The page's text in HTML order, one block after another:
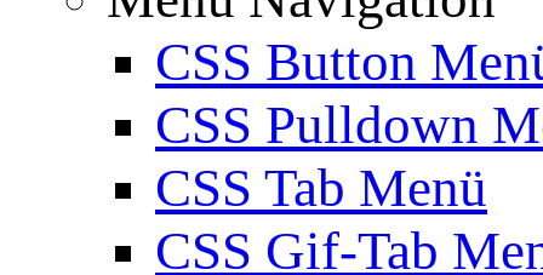
CSS Button
CSS Pulldown
CSS Tab Menü
CSS Gif-Tab